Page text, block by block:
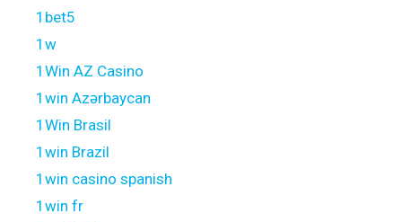
1bet5
1w
1Win AZ Casino
1win Azərbaycan
1Win Brasil
1win Brazil
1win casino spanish
1win fr